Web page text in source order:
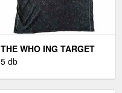
THE WHO ING TARGET
LOGO UNISEX BLACK M
5 db